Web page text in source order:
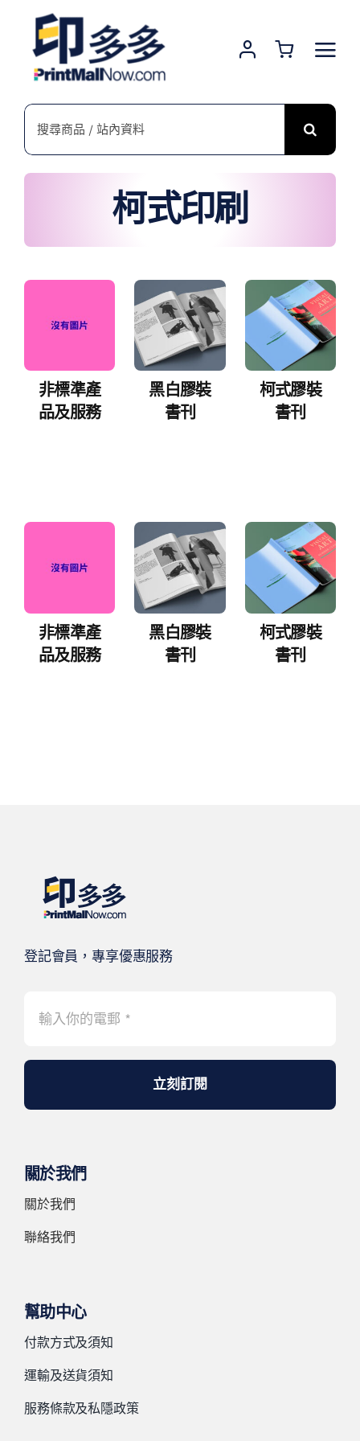
content
搜
柯式印刷
非標準產
品及服務
黑白膠裝
書刊
柯式膠裝
書刊
非標準產
品及服務
黑白膠裝
書刊
柯式膠裝
書刊
登記會員，專享優惠服務
立刻訂閱
關於我們
關於我們
聯絡我們
幫助中心
付款方式及須知
運輸及送貨須知
服務條款及私隱政策